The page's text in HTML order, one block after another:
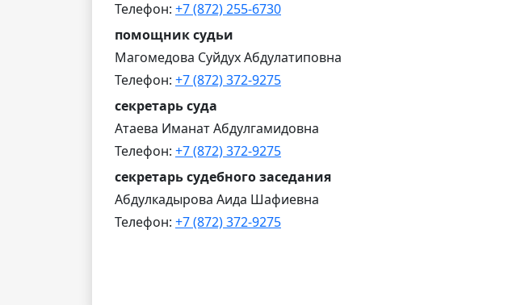
Телефон: +7 (872) 255-6730
помощник судьи
Магомедова Суйдух Абдулатиповна
Телефон: +7 (872) 372-9275
секретарь суда
Атаева Иманат Абдулгамидовна
Телефон: +7 (872) 372-9275
секретарь судебного заседания
Абдулкадырова Аида Шафиевна
Телефон: +7 (872) 372-9275